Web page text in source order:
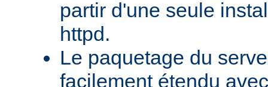
partir d'une seule
httpd.
Le paquetage du
facilement étendu